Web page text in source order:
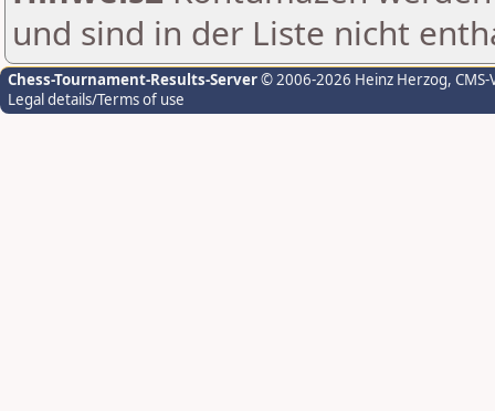
und sind in der Liste nicht
Chess-Tournament-Results-Server© 2006-2026 Heinz Herzog,
Legal details/Terms of use